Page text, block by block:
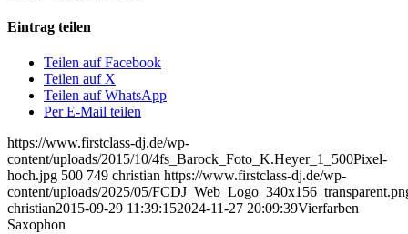
Eintrag teilen
Teilen auf Facebook
Teilen auf X
Teilen auf WhatsApp
Per E-Mail teilen
https://www.firstclass-dj.de/wp-
content/uploads/2015/10/4fs_Barock_Foto_K.Heyer_1_500Pixel-
hoch.jpg 500 749 christian https://www.firstclass-dj.de/wp-
content/uploads/2025/05/
christian2015-09-29 11:39:152024-11-27 20:09:39Vierfarben
Saxophon